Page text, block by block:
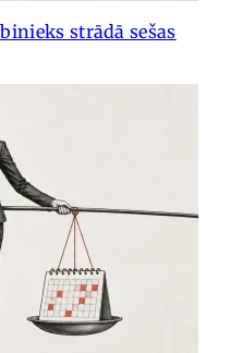
strādā sešas